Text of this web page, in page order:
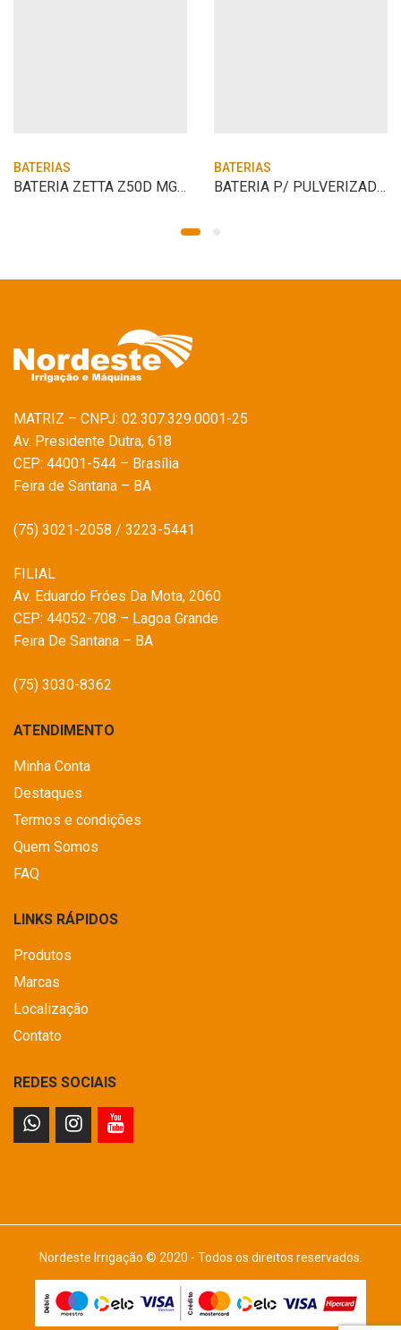
BATERIAS
BATERIA ZETTA Z50D MGE2
BATERIAS
BATERIA P/ PULVERIZADOR 7AH BATERIA 12V
MATRIZ – CNPJ: 02.307.329.0001-25
Av. Presidente Dutra, 618
CEP: 44001-544 – Brasília
Feira de Santana – BA
(75) 3021-2058 / 3223-5441
FILIAL
Av. Eduardo Fróes Da Mota, 2060
CEP: 44052-708 – Lagoa Grande
Feira De Santana – BA
(75) 3030-8362
ATENDIMENTO
Minha Conta
Destaques
Termos e condições
Quem Somos
FAQ
LINKS RÁPIDOS
Produtos
Marcas
Localização
Contato
REDES SOCIAIS
Nordeste Irrigação © 2020 - Todos os direitos reservados.